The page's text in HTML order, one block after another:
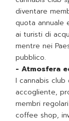
diventare
quota annuale
ai turisti di
mentre nei
pubblico.
- Atmosfera
I cannabis
accogliente,
membri
coffee shop,